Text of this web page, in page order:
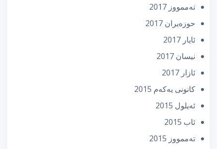
تەممووز 2017
حوزه‌یران 2017
ئایار 2017
نیسان 2017
ئازار 2017
كانونی یه‌كه‌م 2015
ئه‌یلول 2015
ئاب 2015
تەممووز 2015